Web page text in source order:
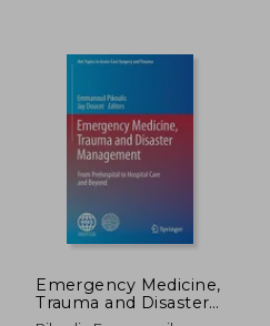
45%
Emergency Medicine,
Trauma and Disaster
Management: From